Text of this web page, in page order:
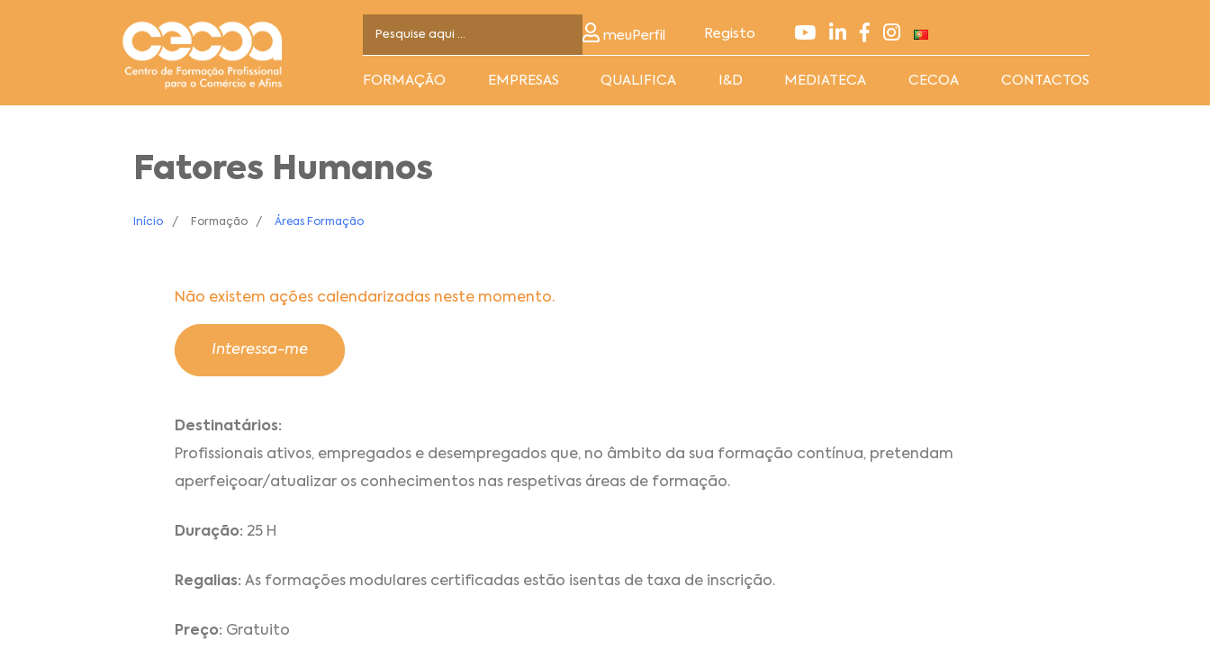
meuPerfil Registo
FORMAÇÃO EMPRESAS QUALIFICA I&D MEDIATECA CECOA CONTACTOS
Fatores Humanos
Início Formação Áreas Formação
Não existem ações calendarizadas neste momento.
Interessa-me
Destinatários:
Profissionais ativos, empregados e desempregados que, no âmbito da sua formação contínua, pretendam
aperfeiçoar/atualizar os conhecimentos nas respetivas áreas de formação.
Duração: 25 H
Regalias: As formações modulares certificadas estão isentas de taxa de inscrição.
Preço: Gratuito